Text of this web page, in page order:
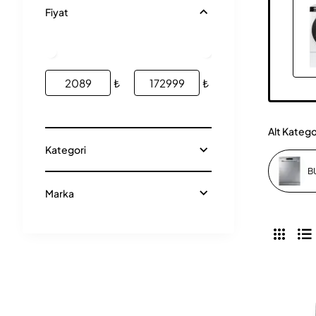
Fiyat
₺ ₺
Kategori
Marka
Alt